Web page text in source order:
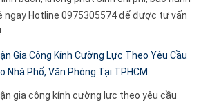
ngay Hotline 0975305574 để được tư vấn
Gia Công Kính Cường Lực Theo Yêu Cầu
Nhà Phố, Văn Phòng Tại TPHCM
gia công kính cường lực theo yêu cầu